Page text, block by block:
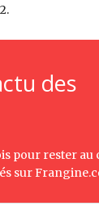
des
pour rester au
sur